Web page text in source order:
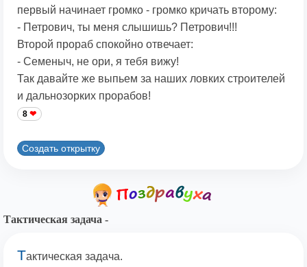
первый начинает громко - громко кричать второму:
- Петрович, ты меня слышишь? Петрович!!!
Второй прораб спокойно отвечает:
- Семеныч, не ори, я тебя вижу!
Так давайте же выпьем за наших ловких строителей
и дальнозорких прорабов!
8
Создать открытку
Тактическая задача -
Тактическая задача.